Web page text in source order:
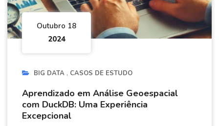
Outubro 18
2024
BIG DATA CASOS DE ESTUDO
Aprendizado em Análise Geoespacial
com DuckDB: Uma Experiência
Excepcional